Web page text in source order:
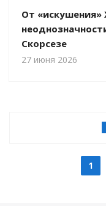
От
Скорсезе
27 июня 2026
1